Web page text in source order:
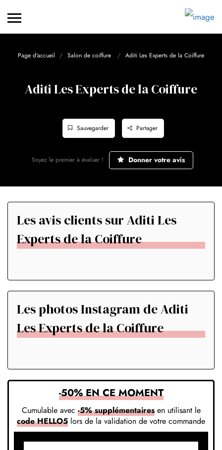
Page d'accueil Salon de coiffure Aditi Les Experts de la Coiffure
Aditi Les Experts de la Coiffure
Sauvegarder Partager
Soyez le premier à évaluer ! Donner votre avis
Les avis clients sur Aditi Les
Experts de la Coiffure
Les photos Instagram de Aditi
Les Experts de la Coiffure
-50% EN CE MOMENT
Cumulable avec -5% supplémentairesen utilisant le
code HELLO5 lors de la validation de votre commande